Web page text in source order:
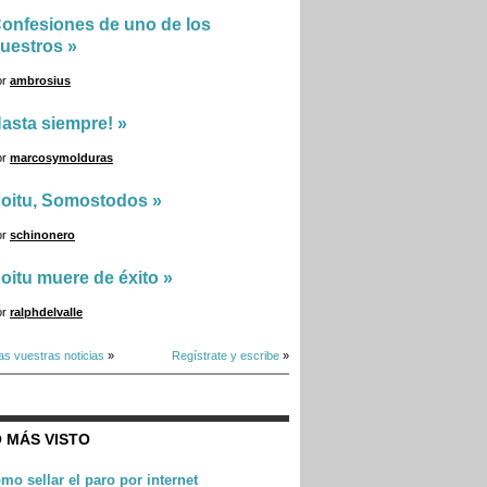
de uno de los
»
ambrosius
siempre! »
marcosymolduras
Somostodos »
schinonero
muere de éxito »
ralphdelvalle
vuestras noticias » Regístrate y escribe »
MÁS VISTO
sellar el paro por internet